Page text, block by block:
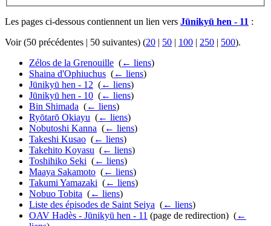
Les pages ci-dessous contiennent un lien vers Jūnikyū hen - 11 :
Voir (50 précédentes | 50 suivantes) (20 | 50 | 100 | 250 | 500).
Zélos de la Grenouille (← liens)
Shaina d'Ophiuchus (← liens)
Jūnikyū hen - 12 (← liens)
Jūnikyū hen - 10 (← liens)
Bin Shimada (← liens)
Ryōtarō Okiayu (← liens)
Nobutoshi Kanna (← liens)
Takeshi Kusao (← liens)
Takehito Koyasu (← liens)
Toshihiko Seki (← liens)
Maaya Sakamoto (← liens)
Takumi Yamazaki (← liens)
Nobuo Tobita (← liens)
Liste des épisodes de Saint Seiya (← liens)
OAV Hadès - Jūnikyū hen - 11 (page de redirection) ‎ (←